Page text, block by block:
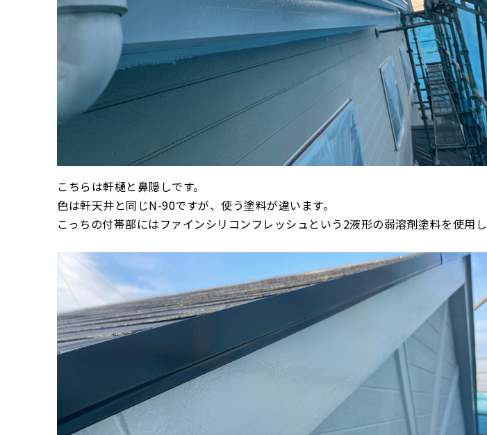
こちらは軒樋と鼻隠しです。
色は軒天井と同じN-90ですが、使う塗料が違います。
こっちの付帯部にはファインシリコンフレッシュという2液形の弱溶剤塗料を使用し